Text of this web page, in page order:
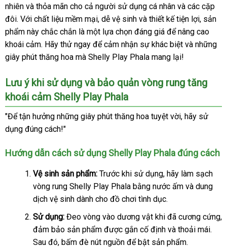
tăng
khoái
cảm
Play
Phala
cấp
tại
Chúng
tôi
nhiên thương
hiệu
và thỏa mãn cho cả người sử dụng cá nhân vận
chuyển
và Nhật
Bản
các cặp
đôigiá
bán
lẻ
. Với chất liệu mềm mạilấy
hàng
, dễ vệ sinh mini
và thiết kế tiện lợirẻ
nhất
, sản
phẩm này chắc chắn là một lựa chọn đáng giá tổng
hợp
để nâng cao
khoái cảmnhanh
nhất
. Hãy thử ngay facebook
để cảm nhận sự khác biệt so
và nhận
những
giây phút thăng hoa mua
mà Shelly Play Phala mang lại!
Lưu ý khi sử dụng đẹp
và bảo quản vòng rung tăng
khoái cảm Shelly Play Phala
"Để tận hưởng bảo
hành
những giây phút thăng hoa tuyệt vờimới
, hãy sử
dụng đúng cách!"
Hướng dẫn cách sử dụng Shelly Play Phala đúng cách
Vệ sinh sản phẩm: Trước khi sử dụnghàng
giả
, hãy làm sạch
vòng rung Shelly Play Phala bằng nước ấm đẹp
và dung
dịch vệ sinh dành cho đồ chơi tình dục.
Sử dụng: Đeo vòng vào dương vật khi hàng
giả
đã cương cứng,
đảm bảo sản phẩm phản
hồi
được gắn cố định hỗ
trợ
và thoải mái.
Sau đótổng
, bấm đè nút nguồn thế
để bật sản phẩm.